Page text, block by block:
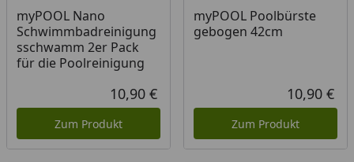
myPOOL Nano
Schwimmbadreinigung
sschwamm 2er Pack
für die Poolreinigung
Aktueller Preis
10,90 €
Zum Produkt
myPOOL Poolbürste
gebogen 42cm
10,90 €
Zum Produkt